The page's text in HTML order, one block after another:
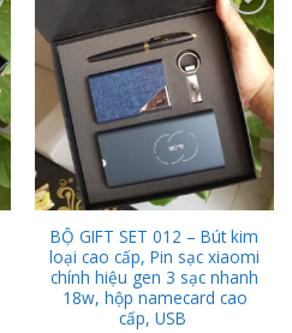
Add to
Wishlist
BỘ GIFT SET 012 – Bút kim
loại cao cấp, Pin sạc xiaomi
chính hiệu gen 3 sạc nhanh
18w, hộp namecard cao
cấp, USB